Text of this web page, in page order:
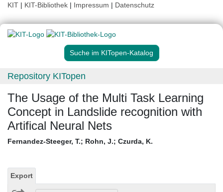
KIT | KIT-Bibliothek | Impressum | Datenschutz
Suche im KITopen-Katalog
Repository KITopen
The Usage of the Multi Task Learning
Concept in Landslide recognition with
Artifical Neural Nets
Fernandez-Steeger, T.; Rohn, J.; Czurda, K.
Export